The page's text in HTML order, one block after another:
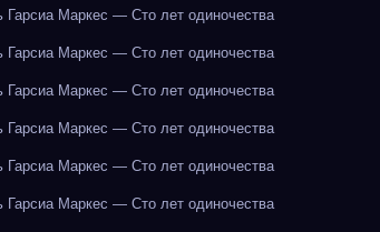
Гарсиа Маркес — Сто лет одиночества
Гарсиа Маркес — Сто лет одиночества
Гарсиа Маркес — Сто лет одиночества
Гарсиа Маркес — Сто лет одиночества
Гарсиа Маркес — Сто лет одиночества
Гарсиа Маркес — Сто лет одиночества